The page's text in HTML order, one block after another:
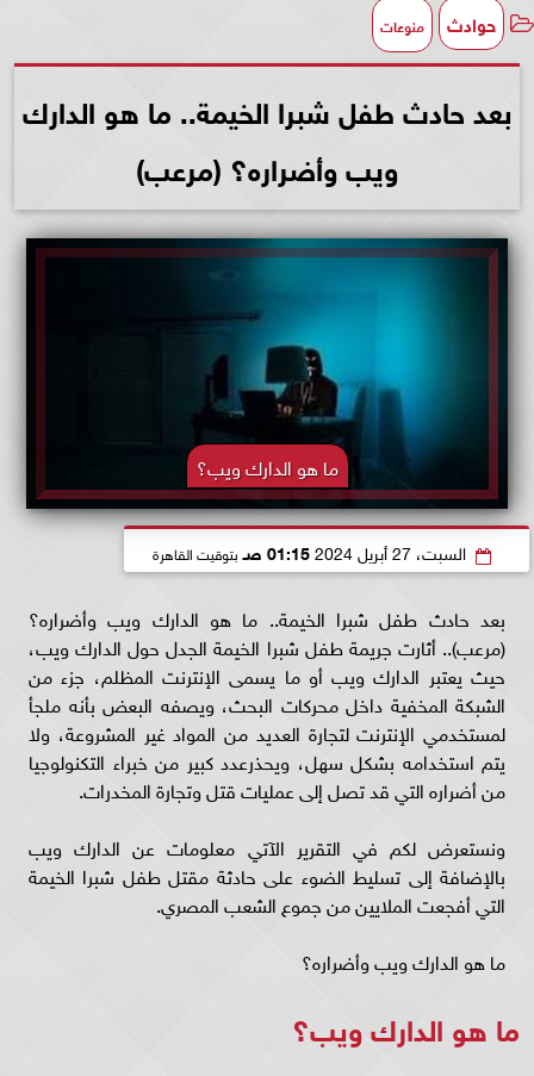
حوادث منوعات
بعد حادث طفل شبرا الخيمة.. ما هو الدارك
ويب وأضراره؟ (مرعب)
ما هو الدارك ويب؟
السبت، 27 أبريل 2024 01:15 صـ بتوقيت القاهرة
بعد حادث طفل شبرا الخيمة.. ما هو الدارك ويب وأضراره؟
(مرعب).. أثارت جريمة طفل شبرا الخيمة الجدل حول الدارك ويب،
حيث يعتبر الدارك ويب أو ما يسمى الإنترنت المظلم، جزء من
الشبكة المخفية داخل محركات البحث، ويصفه البعض بأنه ملجأ
لمستخدمي الإنترنت لتجارة العديد من المواد غير المشروعة، ولا
يتم استخدامه بشكل سهل، ويحذرعدد كبير من خبراء التكنولوجيا
من أضراره التي قد تصل إلى عمليات قتل وتجارة المخدرات.
ونستعرض لكم في التقرير الآتي معلومات عن الدارك ويب
بالإضافة إلى تسليط الضوء على حادثة مقتل طفل شبرا الخيمة
التي أفجعت الملايين من جموع الشعب المصري.
ما هو الدارك ويب وأضراره؟
ما هو الدارك ويب؟